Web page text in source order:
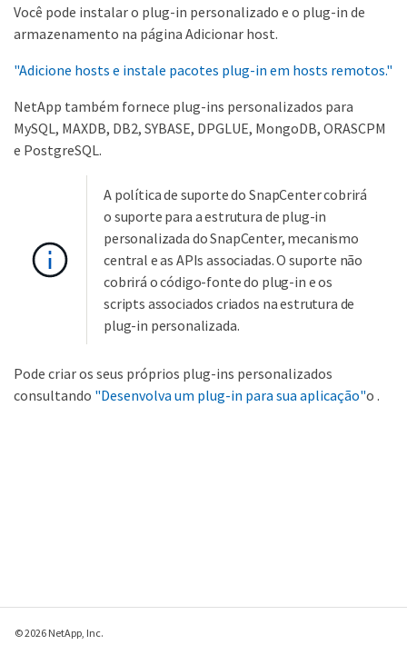
Você pode instalar o plug-in personalizado e o plug-in de
armazenamento na página Adicionar host.
"Adicione hosts e instale pacotes plug-in em hosts remotos."
NetApp também fornece plug-ins personalizados para
MySQL, MAXDB, DB2, SYBASE, DPGLUE, MongoDB, ORASCPM
e PostgreSQL.
A política de suporte do SnapCenter cobrirá
o suporte para a estrutura de plug-in
personalizada do SnapCenter, mecanismo
central e as APIs associadas. O suporte não
cobrirá o código-fonte do plug-in e os
scripts associados criados na estrutura de
plug-in personalizada.
Pode criar os seus próprios plug-ins personalizados
consultando "Desenvolva um plug-in para sua aplicação"o .
© 2026 NetApp, Inc.